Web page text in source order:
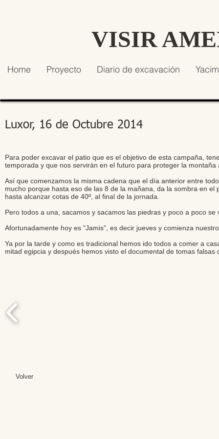
VISIR
Home Proyecto Diario de excavación
Luxor, 16 de Octubre 2014
Para poder excavar el patio que es el objetivo de esta campaña,
temporada y que nos servirán en el futuro para proteger la montaña
Así que comenzamos la misma cadena que el día anterior entre
mucho porque hasta eso de las 8 de la mañana, da la sombra en
hasta alcanzar cotas de 40º, al final de la jornada.
Pero todos a una, sacamos y sacamos las piedras y poco a poco
Afortunadamente hoy es "Jamis", es decir jueves y comienza
Ya por la tarde y como es tradicional hemos ido todos a comer a
mitad egipcia y después hemos visto el documental de tomas
Volver